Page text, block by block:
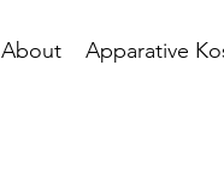
About Apparative